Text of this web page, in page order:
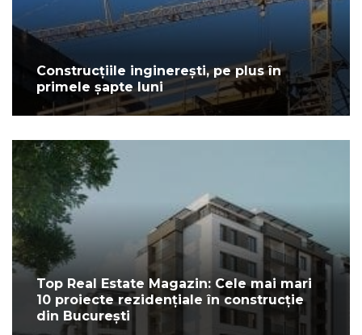
Construcțiile inginerești, pe plus în
primele șapte luni
Top Real Estate Magazin: Cele mai mari
10 proiecte rezidențiale în construcție
din București